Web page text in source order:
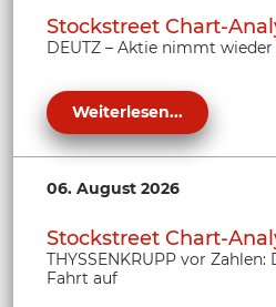
Stockstreet Chart-
DEUTZ – Aktie nimmt
Weiterlesen...
06. August 2026
Stockstreet Chart-
THYSSENKRUPP vor
Fahrt auf